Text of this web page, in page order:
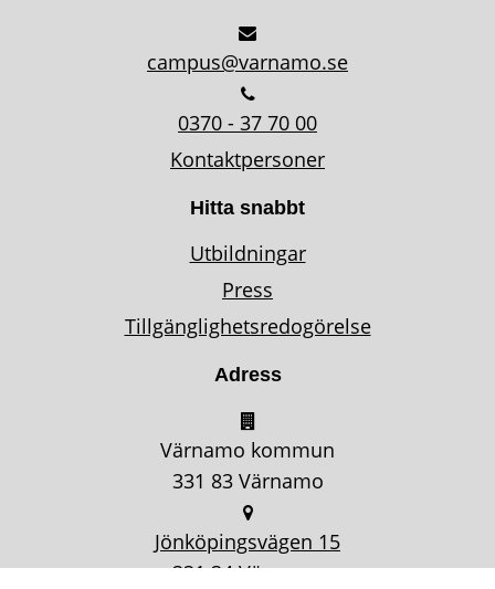
campus@varnamo.se
0370 - 37 70 00
Kontaktpersoner
Hitta snabbt
Utbildningar
Press
Tillgänglighetsredogörelse
Adress
Värnamo kommun
331 83 Värnamo
Jönköpingsvägen 15
331 34 Värnamo